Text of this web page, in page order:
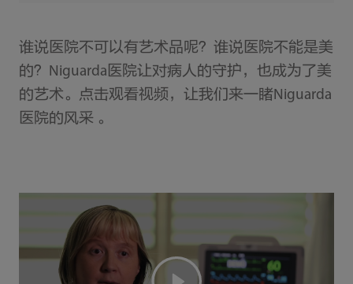
谁说医院不可以有艺术品呢？谁说医院不能是美
的？Niguarda医院让对病人的守护，也成为了美
的艺术。点击观看视频，让我们来一睹Niguarda
医院的风采 。